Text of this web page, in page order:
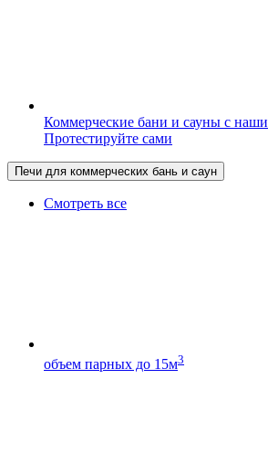
Коммерческие бани и сауны с
Протестируйте сами
Печи для коммерческих бань и саун
Смотреть все
объем парных до 15м3